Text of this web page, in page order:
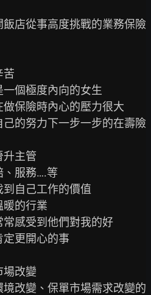
店從事高度挑戰的業務保險
苦
個極度內向的女生
保險時內心的壓力很大
的努力下一步一步的在壽險
升主管
、服務….等
自己工作的價值
暖的行業
感受到他們對我的好
定更開心的事
場改變
改變、保單市場需求改變的